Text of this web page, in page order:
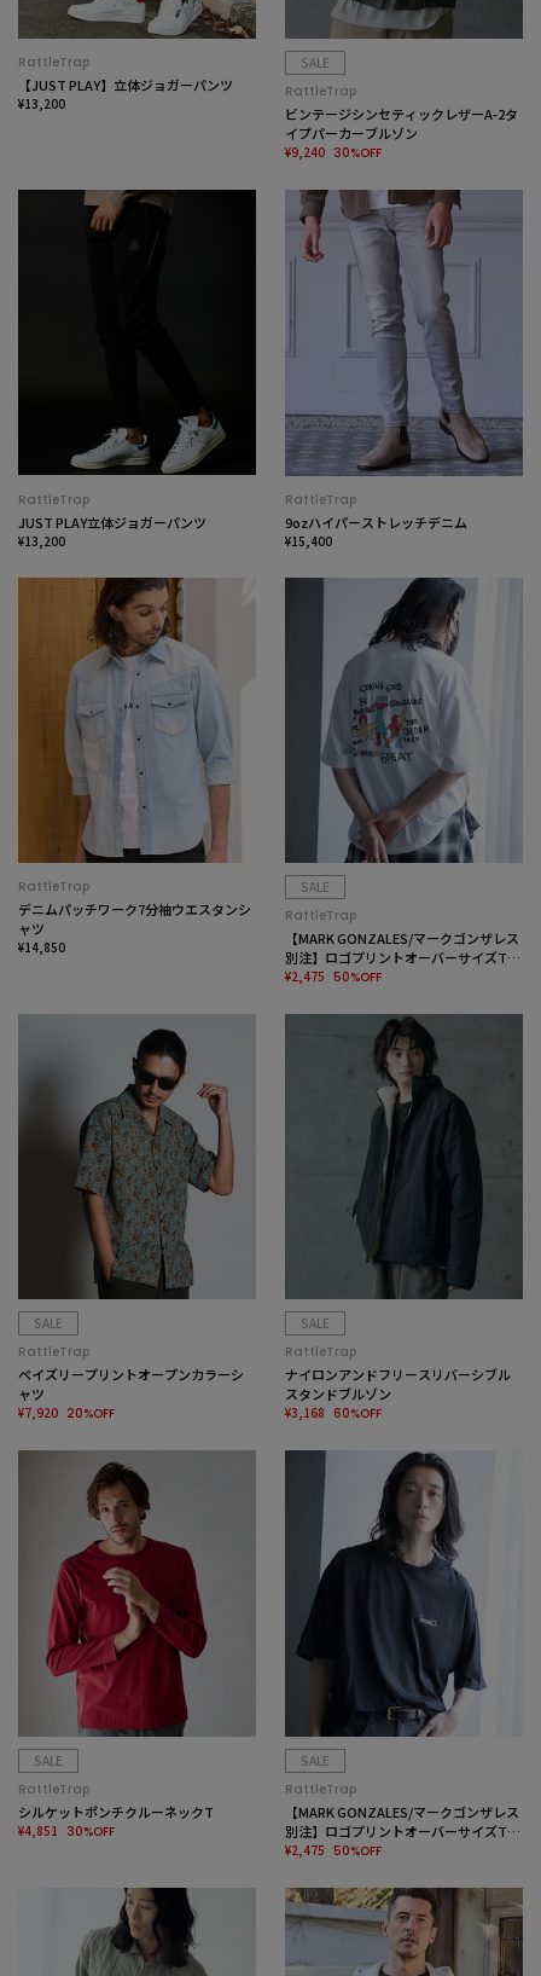
RattleTrap
【JUST PLAY】立体ジョガーパンツ
¥13,200
SALE
RattleTrap
ビンテージシンセティックレザーA-2タ
イプパーカーブルゾン
¥9,240 30%OFF
RattleTrap
JUST PLAY立体ジョガーパンツ
¥13,200
RattleTrap
9ozハイパーストレッチデニム
¥15,400
RattleTrap
デニムパッチワーク7分袖ウエスタンシ
ャツ
¥14,850
SALE
RattleTrap
【MARK GONZALES/マークゴンザレス
別注】ロゴプリントオーバーサイズTシ
ャツ
¥2,475 50%OFF
SALE
RattleTrap
ペイズリープリントオープンカラーシ
ャツ
¥7,920 20%OFF
SALE
RattleTrap
ナイロンアンドフリースリバーシブル
スタンドブルゾン
¥3,168 60%OFF
SALE
RattleTrap
シルケットポンチクルーネックT
¥4,851 30%OFF
SALE
RattleTrap
【MARK GONZALES/マークゴンザレス
別注】ロゴプリントオーバーサイズTシ
ャツ
¥2,475 50%OFF